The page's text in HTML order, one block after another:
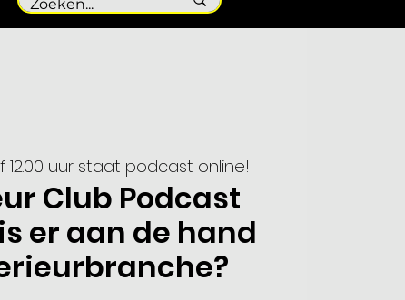
12.00 uur staat podcast online!
Club Podcast
er aan de hand